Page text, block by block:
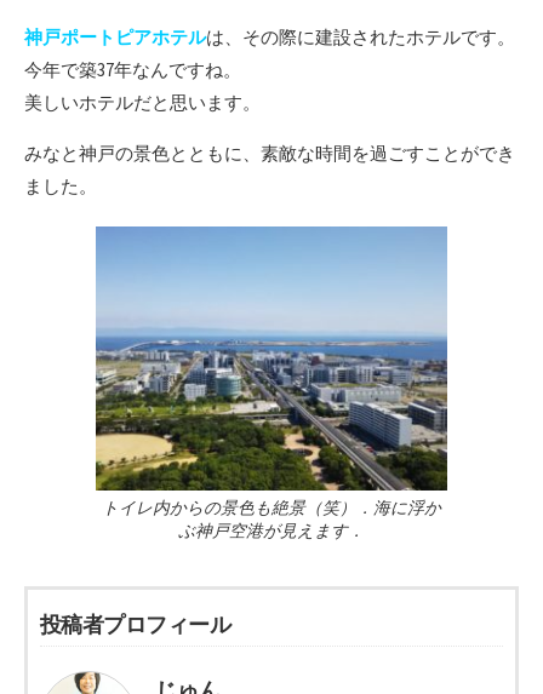
神戸ポートピアホテルは、その際に建設されたホテルです。
今年で築37年なんですね。
美しいホテルだと思います。
みなと神戸の景色とともに、素敵な時間を過ごすことができ
ました。
トイレ内からの景色も絶景（笑）．海に浮か
ぶ神戸空港が見えます．
投稿者プロフィール